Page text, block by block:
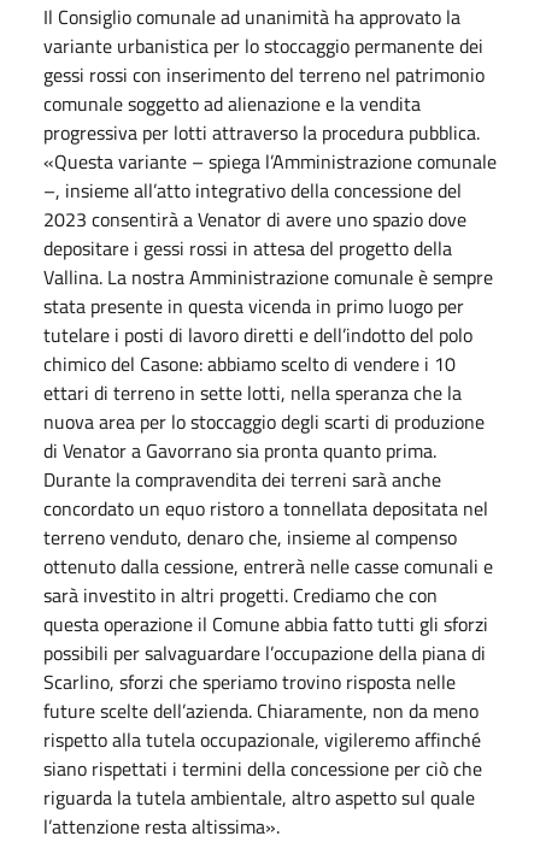
Il Consiglio comunale ad unanimità ha approvato la
variante urbanistica per lo stoccaggio permanente dei
gessi rossi con inserimento del terreno nel patrimonio
comunale soggetto ad alienazione e la vendita
progressiva per lotti attraverso la procedura pubblica.
«Questa variante – spiega l’Amministrazione comunale
–, insieme all’atto integrativo della concessione del
2023 consentirà a Venator di avere uno spazio dove
depositare i gessi rossi in attesa del progetto della
Vallina. La nostra Amministrazione comunale è sempre
stata presente in questa vicenda in primo luogo per
tutelare i posti di lavoro diretti e dell’indotto del polo
chimico del Casone: abbiamo scelto di vendere i 10
ettari di terreno in sette lotti, nella speranza che la
nuova area per lo stoccaggio degli scarti di produzione
di Venator a Gavorrano sia pronta quanto prima.
Durante la compravendita dei terreni sarà anche
concordato un equo ristoro a tonnellata depositata nel
terreno venduto, denaro che, insieme al compenso
ottenuto dalla cessione, entrerà nelle casse comunali e
sarà investito in altri progetti. Crediamo che con
questa operazione il Comune abbia fatto tutti gli sforzi
possibili per salvaguardare l’occupazione della piana di
Scarlino, sforzi che speriamo trovino risposta nelle
future scelte dell’azienda. Chiaramente, non da meno
rispetto alla tutela occupazionale, vigileremo affinché
siano rispettati i termini della concessione per ciò che
riguarda la tutela ambientale, altro aspetto sul quale
l’attenzione resta altissima».